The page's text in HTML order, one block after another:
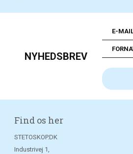
NYHEDSBREV
Find os her
STETOSKOP.DK
Industrivej 1,